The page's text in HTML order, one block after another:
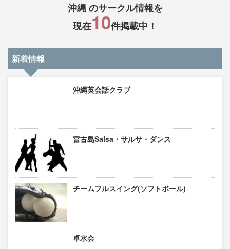
沖縄 のサークル情報を
現在10件掲載中！
新着情報
沖縄英会話クラブ
宮古島Salsa・サルサ・ダンス
チームフルスイング(ソフトボール)
卓水会